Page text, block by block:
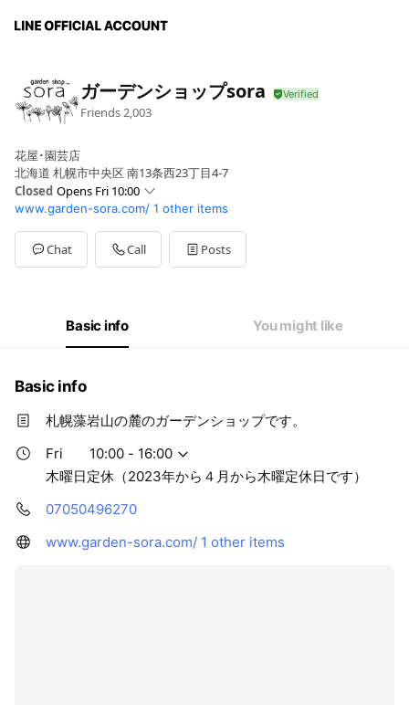
ガーデンショップsora
Friends 2,003
花屋･園芸店
北海道 札幌市中央区 南13条西23丁目4-7
Closed Opens Fri 10:00
Sun10:00 - 16:00
Mon10:00 - 16:00
Tue10:00 - 16:00
Wed10:00 - 16:00
10:00 - 16:00
木曜日定休（2023年から４月から木曜定休日です）
www.garden-sora.com/ 1 other items
Chat Call Posts
Basic info You might like
Basic info
札幌藻岩山の麓のガーデンショップです。
Fri
10:00 - 16:00
木曜日定休（2023年から４月から木曜定休日です）
07050496270
www.garden-sora.com/ 1 other items